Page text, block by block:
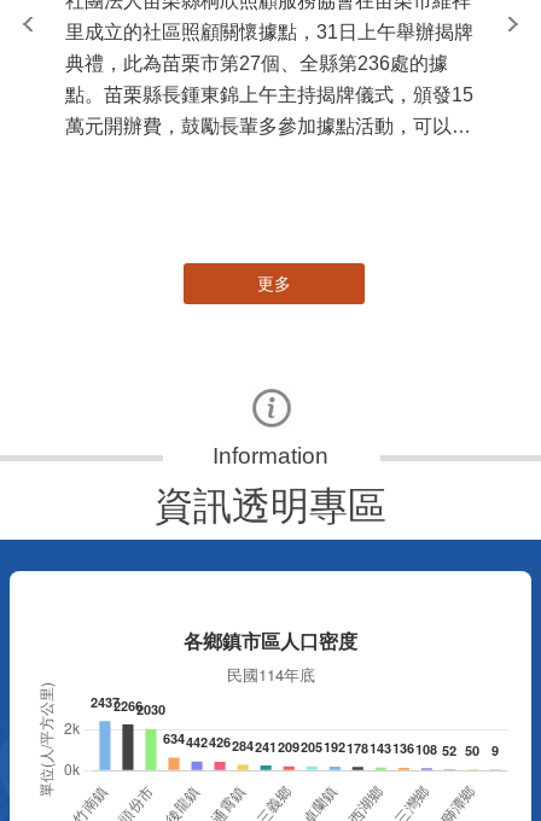
里成立的社區照顧關懷據點，31日上午舉辦揭牌
典禮，此為苗栗市第27個、全縣第236處的據
點。苗栗縣長鍾東錦上午主持揭牌儀式，頒發15
萬元開辦費，鼓勵長輩多參加據點活動，可以更
苗
更多
資訊透明專區